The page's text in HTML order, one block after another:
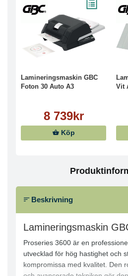
Lamineringsmaskin GBC
Foton 30 Auto A3
8 739kr
Köp
Vit
Beskrivning
Lamineringsmaskin
Proseries 3600 är en
utvecklad för hög hastighet och
kompromissa med kvalitet. Den